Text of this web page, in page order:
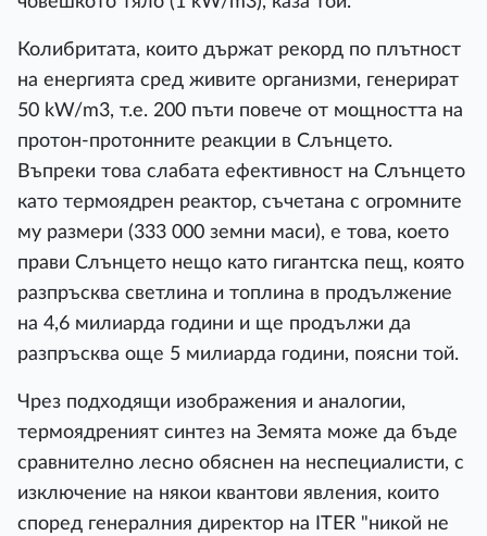
Колибритата, които държат рекорд по плътност
на енергията сред живите организми, генерират
50 kW/m3, т.е. 200 пъти повече от мощността на
протон-протонните реакции в Слънцето.
Въпреки това слабата ефективност на Слънцето
като термоядрен реактор, съчетана с огромните
му размери (333 000 земни маси), е това, което
прави Слънцето нещо като гигантска пещ, която
разпръсква светлина и топлина в продължение
на 4,6 милиарда години и ще продължи да
разпръсква още 5 милиарда години, поясни той.
Чрез подходящи изображения и аналогии,
термоядреният синтез на Земята може да бъде
сравнително лесно обяснен на неспециалисти, с
изключение на някои квантови явления, които
според генералния директор на ITER "никой не